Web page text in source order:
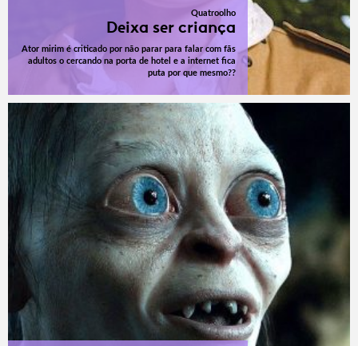
Quatroolho
Deixa ser criança
Ator mirim é criticado por não parar para falar com fãs
adultos o cercando na porta de hotel e a internet fica
puta por que mesmo??